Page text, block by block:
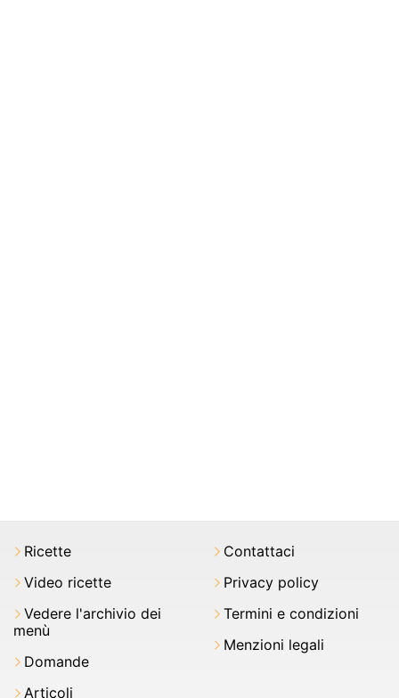
Ricette
Video ricette
Vedere l'archivio dei
menù
Domande
Articoli
Contattaci
Privacy policy
Termini e condizioni
Menzioni legali